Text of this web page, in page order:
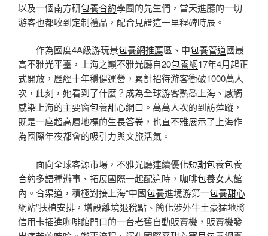
以及一個南方研包養合約學團的先生們，當天進廳的一切
游客也都收到定制禮品，配合見證這一里程碑時辰。
作為國度4A級游玩景包養網推薦區、中包養管道國最
高不雅光平臺，上海之巔不雅光廳自20包養網17年4月起正
式開放，歷經十年穩健運營，累計招待游客衝破1000萬人
次，此刻，她看到了什麼？成為全球游客熟悉上海、感觸
感染上海的主要窗包養甜心網口。萬萬人次的到訪萍蹤，
既是一座超高層地標的生長答卷，也直不雅展示了上海作
為國際年夜都會的吸引力與文旅活氣。
面向全球客源市場，不雅光廳連續優化短期包養包養
合約多語種辦事、拓展國際一起配這時，咖啡包養女人館
內。合渠道，積極對接上海“中國包養進境游第一包養甜心
網站”扶植安排，增設離境退稅點、簡化涉外牛土豪猛地將
信用卡插進咖啡館門口的一台老舊自動販賣機，販賣機發